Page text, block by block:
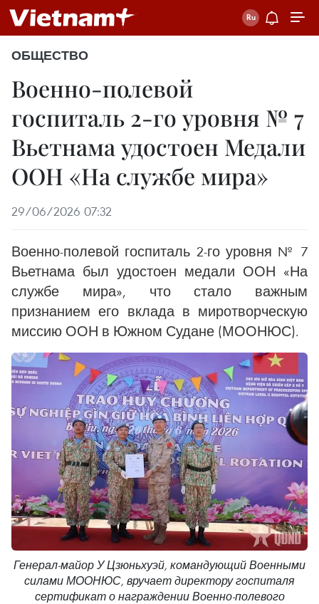
ОБЩЕСТВО
Военно-полевой
госпиталь 2-го уровня № 7
Вьетнама удостоен Медали
ООН «На службе мира»
29/06/2026 07:32
Военно-полевой госпиталь 2-го уровня № 7
Вьетнама был удостоен медали ООН «На
службе мира», что стало важным
признанием его вклада в миротворческую
миссию ООН в Южном Судане (МООНЮС).
Генерал-майор У Цзюньхуэй, командующий Военными
силами МООНЮС, вручает директору госпиталя
сертификат о награждении Военно-полевого